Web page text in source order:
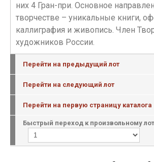
них 4 Гран-при. Основное
творчестве – уникальные книги,
каллиграфия и живопись. Член
художников России.
Перейти на предыдущий лот
Перейти на следующий лот
Перейти на первую страницу каталога
Быстрый переход к произвольному